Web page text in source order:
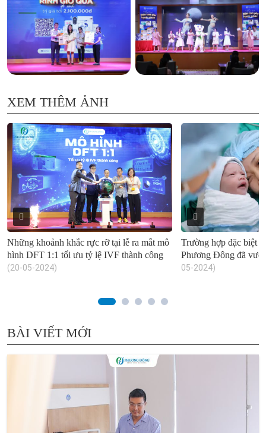
XEM THÊM ẢNH
Những khoảnh khắc rực rỡ tại lễ ra mắt mô
hình DFT 1:1 tối ưu tỷ lệ IVF thành công
(20-05-2024)
Trường hợp đặc biệt
Phương Đông đã
05-2024)
BÀI VIẾT MỚI